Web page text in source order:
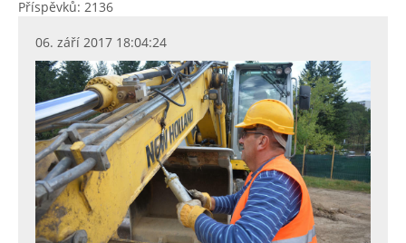
Příspěvků: 2136
06. září 2017 18:04:24